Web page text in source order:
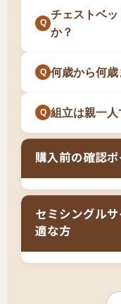
埃が入りにく
用品の収納場所
ズで、収納力が
ワンルームに大
なります。
価格とも言え
収納力を重視す
て最初からシン
買い替える前提
チェストベ
か？
何歳から何歳
組立は親一人
購入前の確認ポ
お子様の現在の
引き出しの数
セミシングル
適な方
「子供